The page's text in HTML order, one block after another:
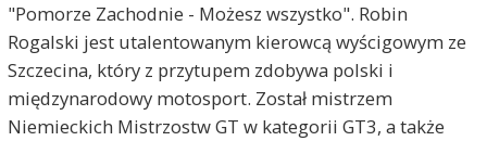
"Pomorze Zachodnie - Możesz wszystko". Robin
Rogalski jest utalentowanym kierowcą wyścigowym ze
Szczecina, który z przytupem zdobywa polski i
międzynarodowy motosport. Został mistrzem
Niemieckich Mistrzostw GT w kategorii GT3, a także